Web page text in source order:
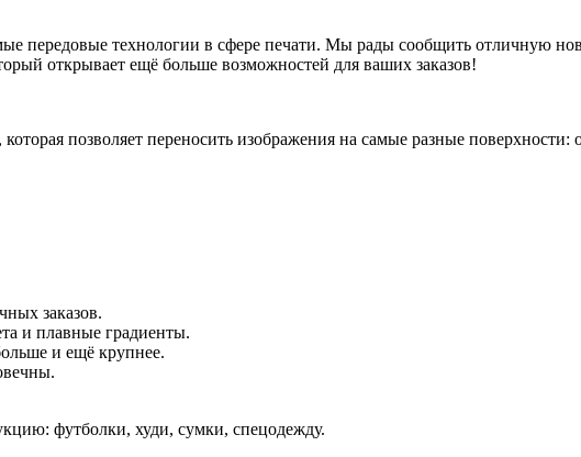
передовые технологии в сфере печати. Мы рады сообщить отличную
открывает ещё больше возможностей для ваших заказов!
позволяет переносить изображения на самые разные поверхности:
заказов.
и плавные градиенты.
и ещё крупнее.
футболки, худи, сумки, спецодежду.